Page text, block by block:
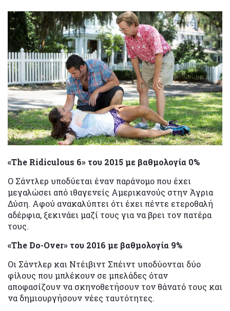
«The Ridiculous 6» του 2015 με βαθμολογία 0%
Ο Σάντλερ υποδύεται έναν παράνομο που έχει
μεγαλώσει από ιθαγενείς Αμερικανούς στην Άγρια
Δύση. Αφού ανακαλύπτει ότι έχει πέντε ετεροθαλή
αδέρφια, ξεκινάει μαζί τους για να βρει τον πατέρα
τους.
«The Do-Over» του 2016 με βαθμολογία 9%
Οι Σάντλερ και Ντέιβιντ Σπέιντ υποδύονται δύο
φίλους που μπλέκουν σε μπελάδες όταν
αποφασίζουν να σκηνοθετήσουν τον θάνατό τους και
να δημιουργήσουν νέες ταυτότητες.